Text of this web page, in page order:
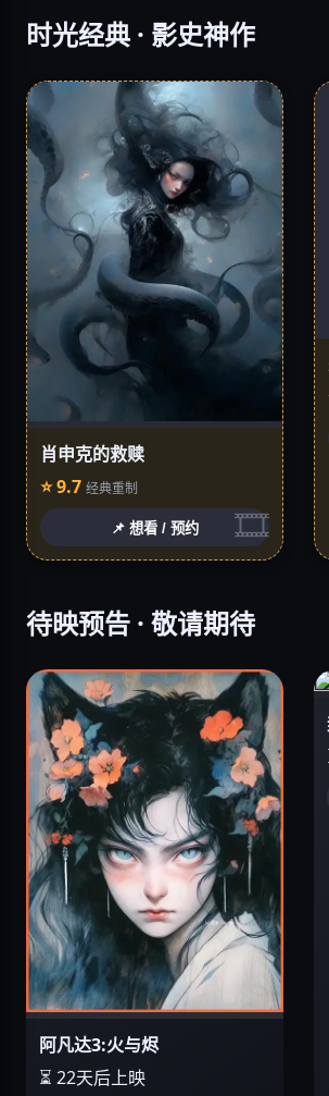
时光经典 · 影史神作
肖申克的救赎
⭐ 9.7 经典重制
📌 想看 / 预约
待映预告 · 敬请期待
阿凡达3:火与烬
⏳ 22天后上映